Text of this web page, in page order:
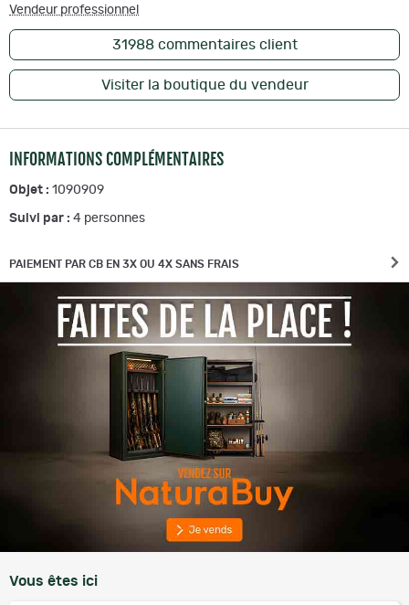
Vendeur professionnel
31988commentaires client
Visiter la boutique du vendeur
INFORMATIONS COMPLÉMENTAIRES
Objet : 1090909
Suivi par : 4 personnes
PAIEMENT PAR CB EN 3X OU 4X SANS FRAIS
Vous êtes ici